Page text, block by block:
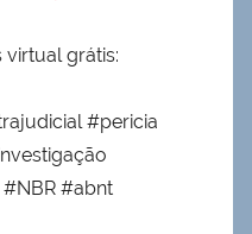
virtual grátis:
#pericia
#abnt